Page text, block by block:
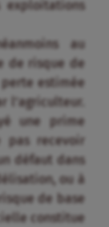
exploitations
au
de risque de
estimée
l’agriculteur.
une prime
pas recevoir
défaut dans
ou à
de base
constitue